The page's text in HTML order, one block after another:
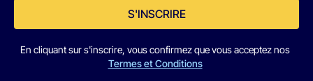
S'INSCRIRE
En cliquant sur s'inscrire, vous confirmez que vous acceptez nos
Termes et Conditions